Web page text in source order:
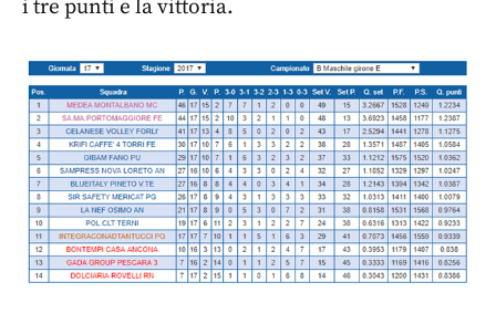
i tre punti e la vittoria.